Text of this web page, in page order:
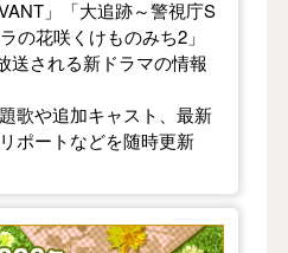
」「大追跡～警視庁S
の花咲くけものみち2」
送される新ドラマの情報
歌や追加キャスト、最新
ポートなどを随時更新
マガイド